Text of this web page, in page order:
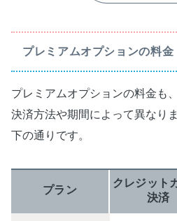
プレミアムオプションの料金
プレミアムオプションの料金も
決済方法や期間によって異なり
下の通りです。
プラン
クレジット
決済